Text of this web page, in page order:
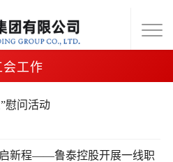
会工作
慰问活动
新程——鲁泰控股开展一线职